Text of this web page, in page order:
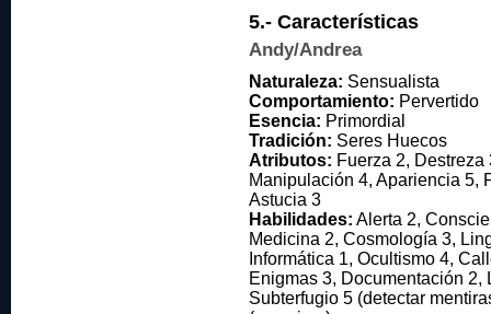
5.- Características
Andy/Andrea
Naturaleza: Sensualista
Comportamiento: Pervertido
Esencia: Primordial
Tradición: Seres Huecos
Atributos: Fuerza 2,
Manipulación 4, Apariencia 5,
Astucia 3
Habilidades: Alerta 2,
Medicina 2, Cosmología 3,
Informática 1, Ocultismo 4,
Enigmas 3, Documentación
Subterfugio 5 (detectar